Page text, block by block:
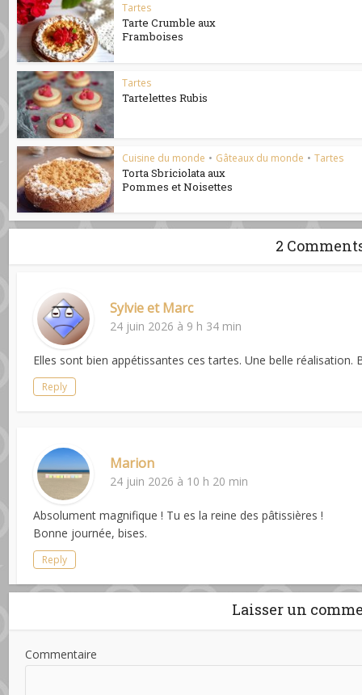
Tartes
Tarte Crumble aux
Framboises
Tartes
Tartelettes Rubis
Cuisine du monde • Gâteaux du monde • Tartes
Torta Sbriciolata aux
Pommes et Noisettes
2
Sylvie et Marc
24 juin 2026 à 9 h 34 min
Elles sont bien appétissantes ces tartes. Une belle réalisation.
Reply
Marion
24 juin 2026 à 10 h 20 min
Absolument magnifique ! Tu es la reine des pâtissières !
Bonne journée, bises.
Reply
Laisser un
Commentaire